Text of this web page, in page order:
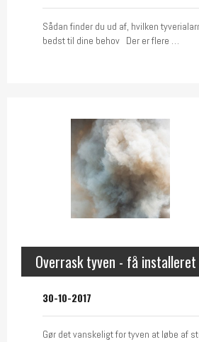
Sådan finder du ud af, hvilken
bedst til dine behov Der er flere …
Overrask tyven - få
30-10-2017
Gør det vanskeligt for tyven at løbe af